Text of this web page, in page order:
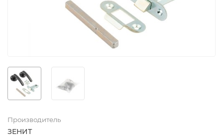
Производитель
ЗЕНИТ